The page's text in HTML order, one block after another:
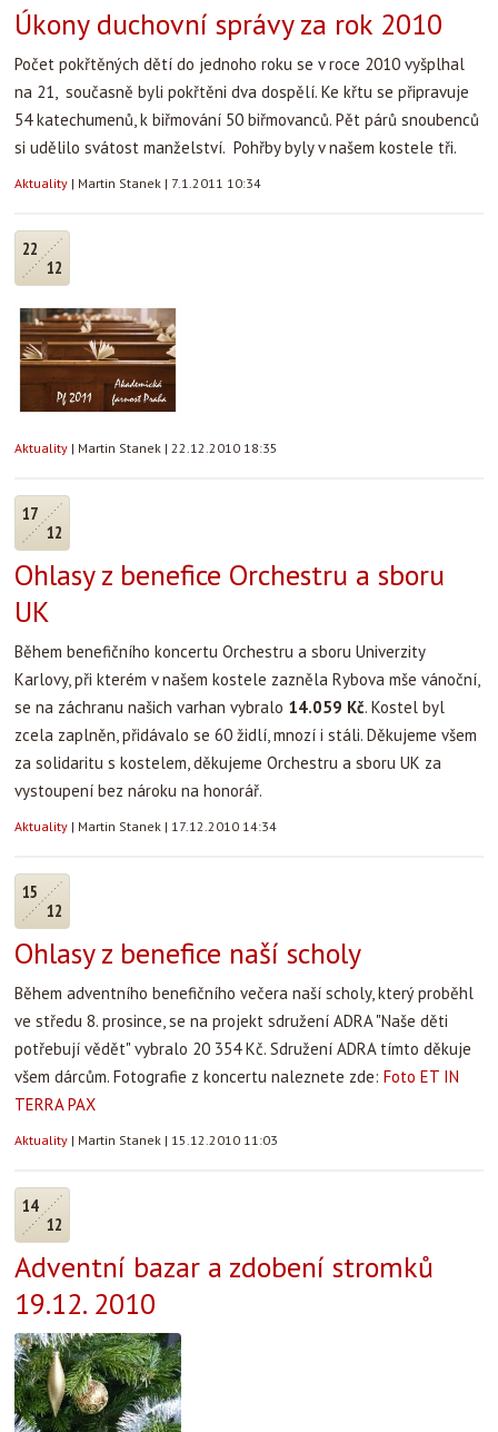
Úkony duchovní správy za rok 2010
Počet pokřtěných dětí do jednoho roku se v roce 2010 vyšplhal
na 21, současně byli pokřtěni dva dospělí. Ke křtu se připravuje
54 katechumenů, k biřmování 50 biřmovanců. Pět párů snoubenců
si udělilo svátost manželství. Pohřby byly v našem kostele tři.
Aktuality | Martin Stanek | 7.1.2011 10:34
22
12
Aktuality | Martin Stanek | 22.12.2010 18:35
17
12
Ohlasy z benefice Orchestru a sboru
UK
Během benefičního koncertu Orchestru a sboru Univerzity
Karlovy, při kterém v našem kostele zazněla Rybova mše vánoční,
se na záchranu našich varhan vybralo 14.059 Kč. Kostel byl
zcela zaplněn, přidávalo se 60 židlí, mnozí i stáli. Děkujeme všem
za solidaritu s kostelem, děkujeme Orchestru a sboru UK za
vystoupení bez nároku na honorář.
Aktuality | Martin Stanek | 17.12.2010 14:34
15
12
Ohlasy z benefice naší scholy
Během adventního benefičního večera naší scholy, který proběhl
ve středu 8. prosince, se na projekt sdružení ADRA "Naše děti
potřebují vědět" vybralo 20 354 Kč. Sdružení ADRA tímto děkuje
všem dárcům. Fotografie z koncertu naleznete zde: Foto ET IN
TERRA PAX
Aktuality | Martin Stanek | 15.12.2010 11:03
14
12
Adventní bazar a zdobení stromků
19.12. 2010